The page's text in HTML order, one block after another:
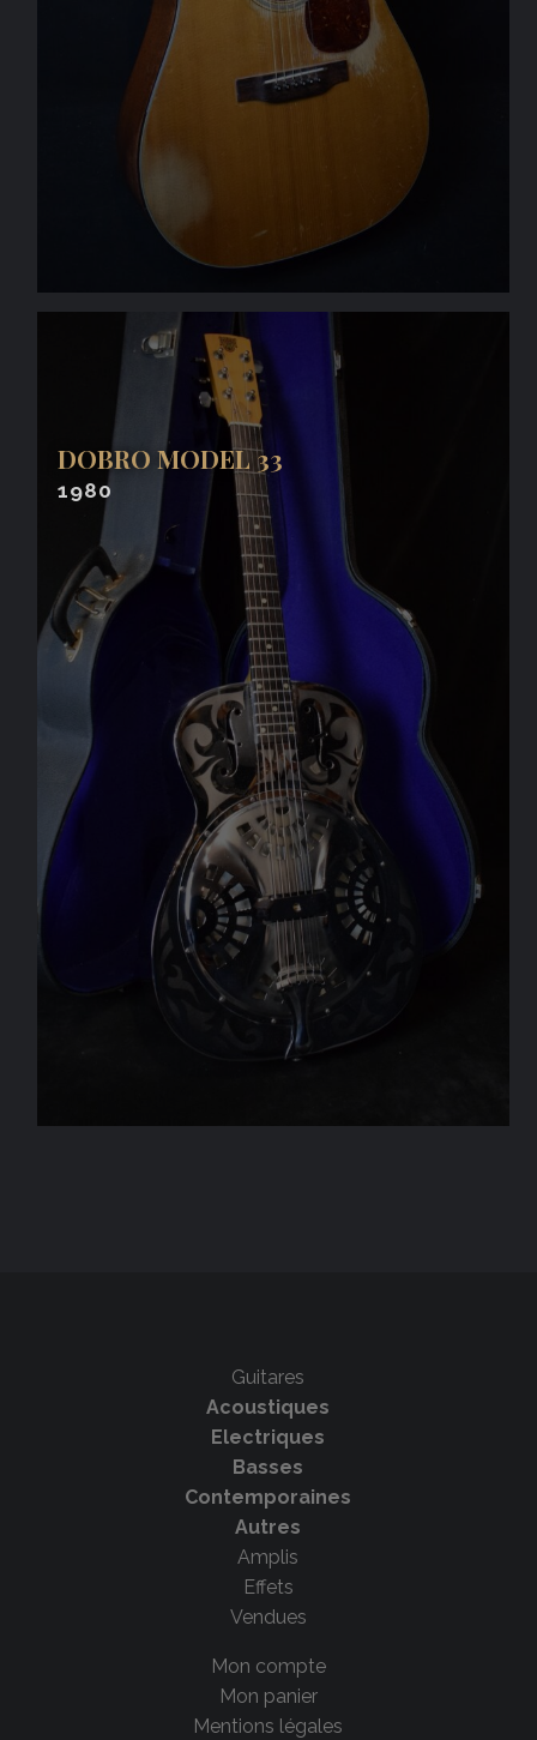
DOBRO MODEL 33
1980
Guitares
Acoustiques
Electriques
Basses
Contemporaines
Autres
Amplis
Effets
Vendues
Mon compte
Mon panier
Mentions légales